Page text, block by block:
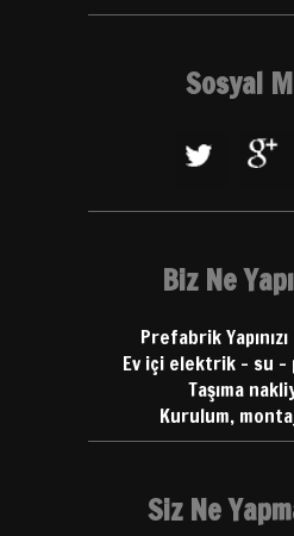
Sosyal
Biz Ne
Prefabrik
Ev içi elektrik - su -
Taşıma
Kurulum,
Siz Ne